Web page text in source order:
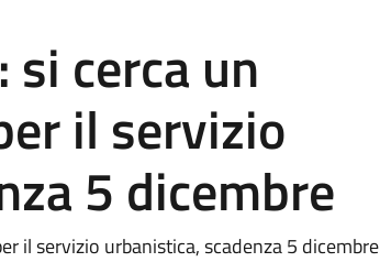
si cerca un
il servizio
5 dicembre
il servizio urbanistica, scadenza 5 dicembre